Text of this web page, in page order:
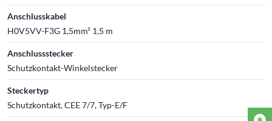
Anschlusskabel
H0V5VV-F3G 1,5mm² 1,5 m
Anschlussstecker
Schutzkontakt-Winkelstecker
Steckertyp
Schutzkontakt, CEE 7/7, Typ-E/F